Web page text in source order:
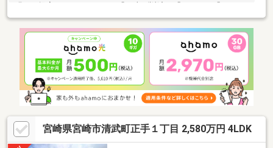
らい」するのが効果的？ ・どこの銀行で借りるとお得な
の？ ・適切な借入額は？ ・現在、お車などの借り入れが
あるけど平気？ ・現在、住宅ローンを組んでるけど借り換え
って…？ ・親子でローンって組めるの？などなどお気軽にお
問合せください♪
宮崎県宮崎市清武町正手１丁目 2,580万円 4LDK